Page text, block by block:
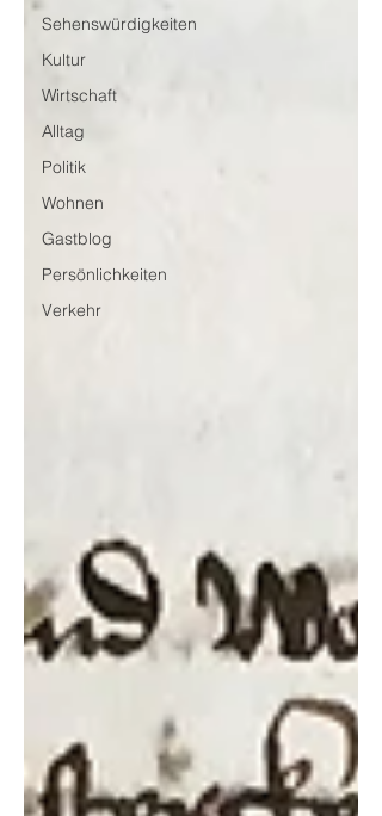
Sehenswürdigkeiten
Kultur
Wirtschaft
Alltag
Politik
Wohnen
Gastblog
Persönlichkeiten
Verkehr